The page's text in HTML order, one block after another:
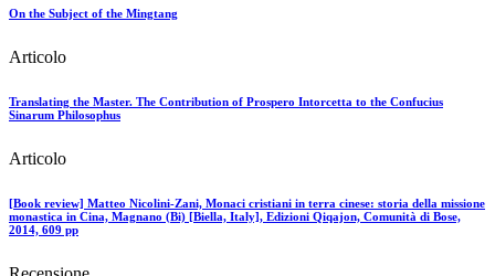
On the Subject of the Mingtang
Articolo
Translating the Master. The Contribution of Prospero Intorcetta to the Confucius
Sinarum Philosophus
Articolo
[Book review] Matteo Nicolini-Zani, Monaci cristiani in terra cinese: storia della missione
monastica in Cina, Magnano (Bi) [Biella, Italy], Edizioni Qiqajon, Comunità di Bose,
2014, 609 pp